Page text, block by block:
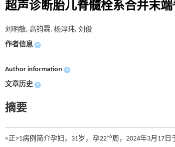
超声诊断胎儿脊髓栓系合并末
刘明敏, 高钧霖, 杨淳玮, 刘俊
作者信息 +
Author information +
文章历史 +
摘要
<正>1病例简介孕妇，31岁，孕22+6周，2024年3月17